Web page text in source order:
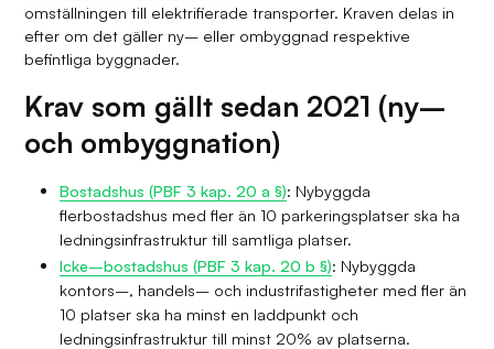
omställningen till elektrifierade transporter. Kraven delas in
efter om det gäller ny– eller ombyggnad respektive
befintliga byggnader.
Krav som gällt sedan 2021 (ny–
och ombyggnation)
Bostadshus (PBF 3 kap. 20 a §): Nybyggda
flerbostadshus med fler än 10 parkeringsplatser ska ha
ledningsinfrastruktur till samtliga platser.
Icke–bostadshus (PBF 3 kap. 20 b §): Nybyggda
kontors–, handels– och industrifastigheter med fler än
10 platser ska ha minst en laddpunkt och
ledningsinfrastruktur till minst 20% av platserna.